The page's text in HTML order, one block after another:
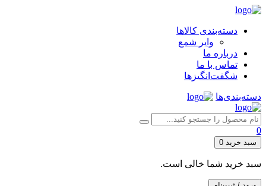
دسته‌بندی کالاها
وایر شمع
درباره ما
تماس با ما
شگفت‌انگیزها
دسته‌بندی‌ها
0
سبد خرید 0
سبد خرید شما خالی است.